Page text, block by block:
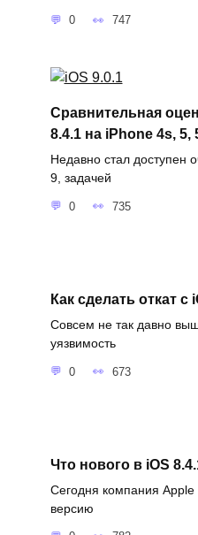
0 747
Сравнительная
8.4.1 на iPhone 4s, 5,
Недавно стал доступен
9, задачей
0 735
Как сделать откат с
Совсем не так давно
уязвимость
0 673
Что нового в iOS
Сегодня компания
версию